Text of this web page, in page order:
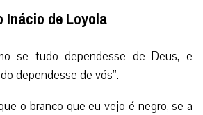
de Loyola
se tudo dependesse de Deus, e
dependesse de vós”.
o branco que eu vejo é negro, se a